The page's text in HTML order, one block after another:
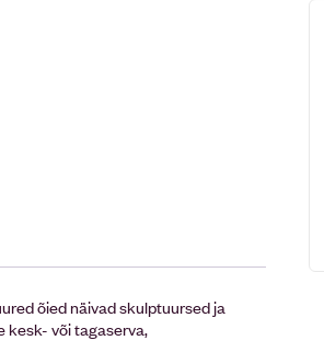
õied näivad skulptuursed ja
kesk- või tagaserva,